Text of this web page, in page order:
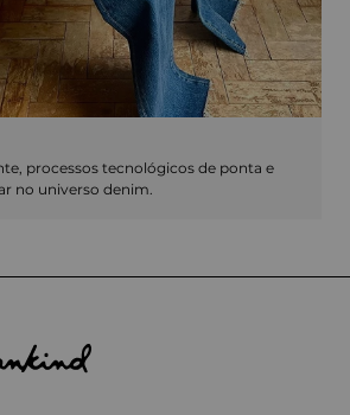
processos tecnológicos de ponta e
no universo denim.